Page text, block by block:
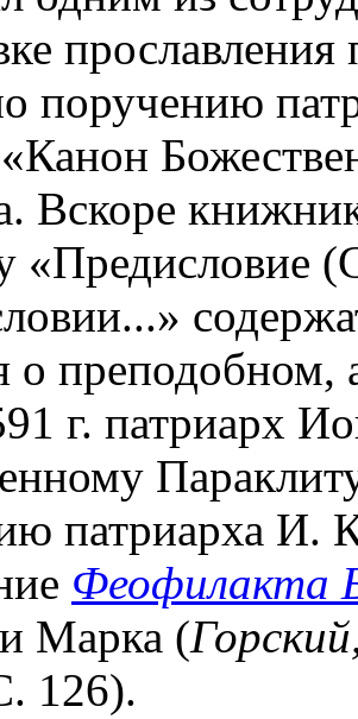
поручению
Вскоре
«Предисловие
о
г. патриарх
патриарха И.
Феофилакта
Марка (
126).